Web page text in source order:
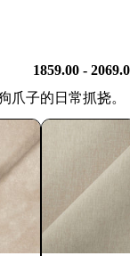
1859.00 -
爪子的日常抓挠。